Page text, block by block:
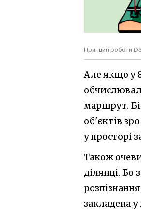
Принцип роботи
Але якщо у
маршрут.
об'єктів
у просторі
Також
ділянці. Бо
закладена